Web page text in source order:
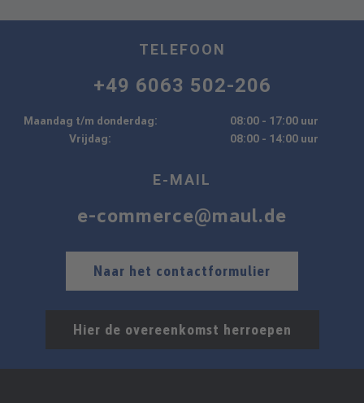
TELEFOON
+49 6063 502-206
Maandag t/m donderdag:
08:00 - 17:00 uur
Vrijdag:
08:00 - 14:00 uur
E-MAIL
e-commerce@maul.de
Naar het contactformulier
Hier de overeenkomst herroepen